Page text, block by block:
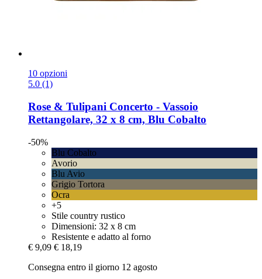
10 opzioni
5.0 (1)
Rose & Tulipani Concerto -​ Vassoio
Rettangolare, 32 x 8 cm, Blu Cobalto
-50%
Blu Cobalto
Avorio
Blu Avio
Grigio Tortora
Ocra
+5
Stile country rustico
Dimensioni: 32 x 8 cm
Resistente e adatto al forno
€ 9,09 € 18,19
Consegna entro il giorno 12 agosto